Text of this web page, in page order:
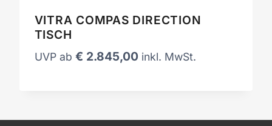
VITRA COMPAS DIRECTION
TISCH
UVP ab € 2.845,00 inkl. MwSt.